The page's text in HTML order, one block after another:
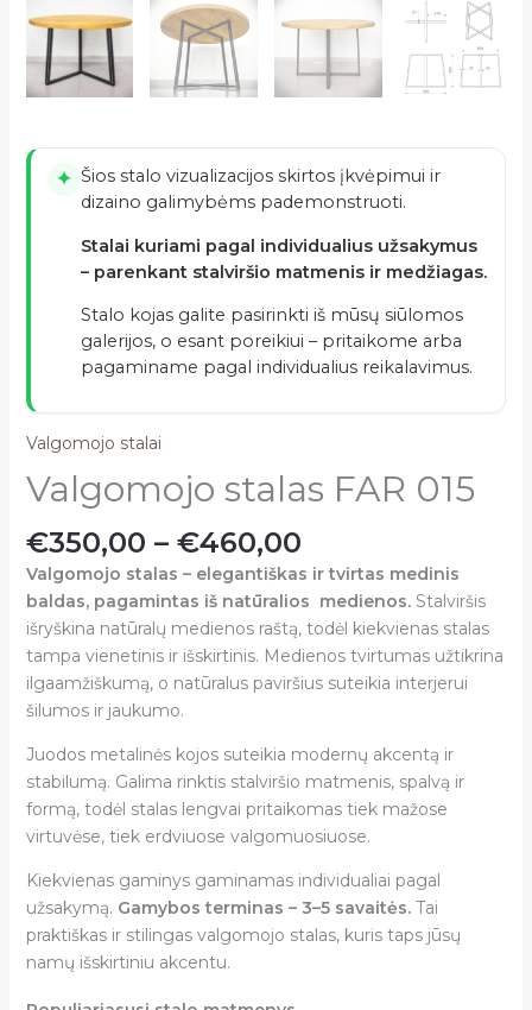
✦ Šios stalo vizualizacijos skirtos įkvėpimui ir
dizaino galimybėms pademonstruoti.
Stalai kuriami pagal individualius užsakymus
– parenkant stalviršio matmenis ir medžiagas.
Stalo kojas galite pasirinkti iš mūsų siūlomos
galerijos, o esant poreikiui – pritaikome arba
pagaminame pagal individualius reikalavimus.
Valgomojo stalai
Valgomojo stalas FAR 015
€350,00 – €460,00
Valgomojo stalas – elegantiškas ir tvirtas medinis
baldas, pagamintas iš natūralios medienos.Stalviršis
išryškina natūralų medienos raštą, todėl kiekvienas stalas
tampa vienetinis ir išskirtinis. Medienos tvirtumas užtikrina
ilgaamžiškumą, o natūralus paviršius suteikia interjerui
šilumos ir jaukumo.
Juodos metalinės kojos suteikia modernų akcentą ir
stabilumą. Galima rinktis stalviršio matmenis, spalvą ir
formą, todėl stalas lengvai pritaikomas tiek mažose
virtuvėse, tiek erdviuose valgomuosiuose.
Kiekvienas gaminys gaminamas individualiai pagal
užsakymą. Gamybos terminas – 3–5 savaitės.Tai
praktiškas ir stilingas valgomojo stalas, kuris taps jūsų
namų išskirtiniu akcentu.